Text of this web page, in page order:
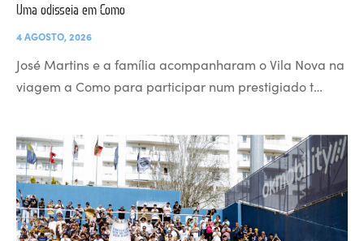
Uma odisseia em Como
4 AGOSTO, 2026
José Martins e a família acompanharam o Vila Nova na
viagem a Como para participar num prestigiado t…